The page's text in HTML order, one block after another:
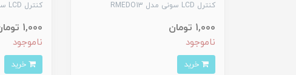
کنترل LCD سونی مدل RMEDO13
1,000 تومان
ناموجود
کنترل LCD سونی مدل RMTTXE
1,000 تومان
ناموجود